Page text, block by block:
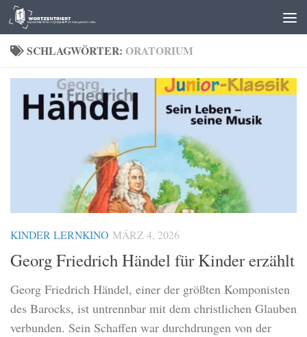
Zum Inhalt springen
SCHLAGWÖRTER: ORATORIUM
KINDER LERNKINO MÄRZ 4, 2026
Georg Friedrich Händel für Kinder erzählt
Georg Friedrich Händel, einer der größten Komponisten
des Barocks, ist untrennbar mit dem christlichen Glauben
verbunden. Sein Schaffen war durchdrungen von der